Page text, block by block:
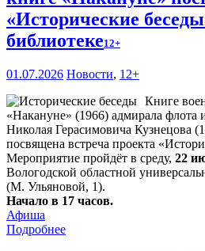
«Исторические
библиотеке12+
01.07.2026 Новости, 12+
Книге
«Накануне» (1966) адмирала флота
Николая Герасимовича Кузнецова
посвящена встреча проекта
Мероприятие пройдёт в среду, 22
Вологодской областной
(М. Ульяновой, 1).
Начало в 17 часов.
Афиша
Подробнее